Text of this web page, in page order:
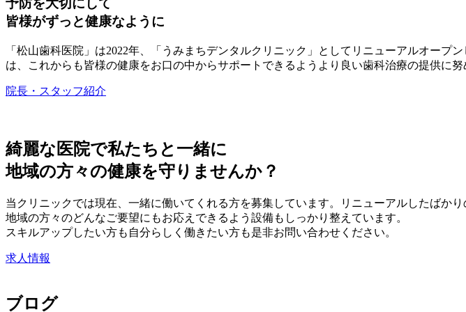
予防を大切にして
皆様がずっと健康なように
「松山歯科医院」は2022年、「うみまちデンタルクリニック」としてリニューアルオー
は、これからも皆様の健康をお口の中からサポートできるようより良い歯科治療の提供に努
院長・スタッフ紹介
綺麗な医院で私たちと一緒に
地域の方々の健康を守りませんか？
当クリニックでは現在、一緒に働いてくれる方を募集しています。リニューアルしたばかり
地域の方々のどんなご要望にもお応えできるよう設備もしっかり整えています。
スキルアップしたい方も自分らしく働きたい方も是非お問い合わせください。
求人情報
ブログ